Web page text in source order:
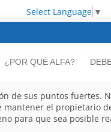
Select Language ▼
¿POR QUÉ ALFA?
de sus puntos fuertes.
el propietario
para que sea posible